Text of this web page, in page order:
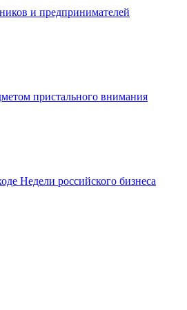
и предпринимателей
пристального внимания
Недели российского бизнеса